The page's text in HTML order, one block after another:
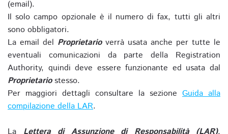
(email).
Il solo campo opzionale è il numero di fax, tutti gli altri
sono obbligatori.
La email del Proprietarioverrà usata anche per tutte le
eventuali comunicazioni da parte della Registration
Authority, quindi deve essere funzionante ed usata dal
Proprietariostesso.
Per maggiori dettagli consultare la sezione Guida alla
compilazione della LAR.